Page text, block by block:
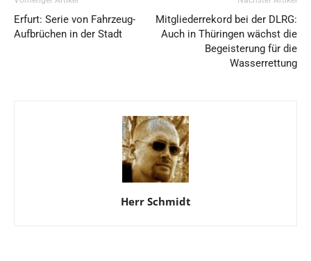
Erfurt: Serie von Fahrzeug-
Aufbrüchen in der Stadt
Mitgliederrekord bei der DLRG:
Auch in Thüringen wächst die
Begeisterung für die
Wasserrettung
Herr Schmidt